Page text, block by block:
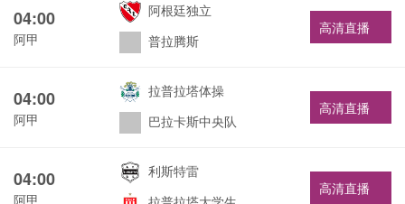
04:00
阿甲
阿根廷独立
普拉腾斯
高清直播
04:00
阿甲
拉普拉塔体操
巴拉卡斯中央队
高清直播
04:00
阿甲
利斯特雷
高清直播